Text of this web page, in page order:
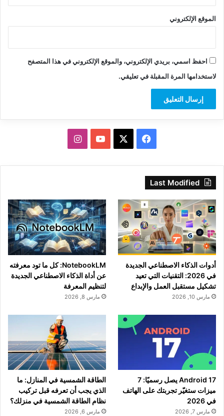
الموقع الإلكتروني
احفظ اسمي، بريدي الإلكتروني، والموقع الإلكتروني في هذا المتصفح
لاستخدامها المرة المقبلة في تعليقي.
فيسبوك ‫YouTubeانستقرام
Last Modified
أدوات الذكاء الاصطناعي الجديدة
في 2026: التقنيات التي تعيد
تشكيل مستقبل العمل والإبداع
مارس 10, 2026
NotebookLM: كل ما تود معرفته
عن أداة الذكاء الاصطناعي الجديدة
لتنظيم المعرفة
مارس 8, 2026
Android 17 يصل رسميًا: 7
ميزات ستغيّر تجربتك على الهاتف
في 2026
مارس 7, 2026
الطاقة الشمسية في المنازل: ما
الذي يجب أن تعرفه قبل تركيب
نظام الطاقة الشمسية في منزلك؟
مارس 6, 2026